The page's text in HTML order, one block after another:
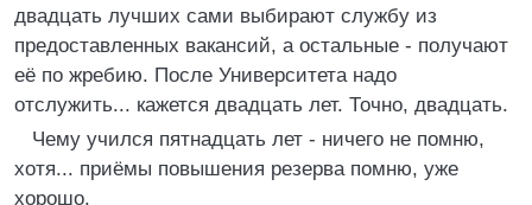
двадцать лучших сами выбирают службу из
предоставленных вакансий, а остальные - получают
её по жребию. После Университета надо
отслужить... кажется двадцать лет. Точно, двадцать.
Чему учился пятнадцать лет - ничего не помню,
хотя... приёмы повышения резерва помню, уже
хорошо.